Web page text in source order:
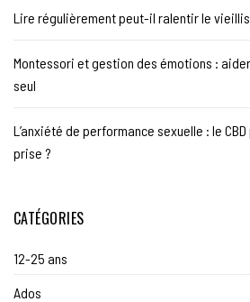
Lire régulièrement peut-il ralentir le
Montessori et gestion des émotions :
seul
L’anxiété de performance sexuelle : le
prise ?
CATÉGORIES
12-25 ans
Ados